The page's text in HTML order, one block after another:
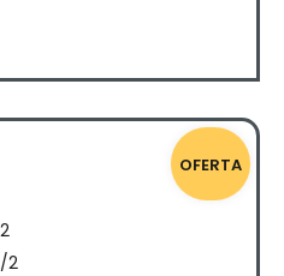
OFERTA
2